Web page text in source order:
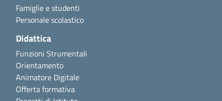
Famiglie e studenti
Personale scolastico
Didattica
Funzioni Strumentali
Orientamento
Animatore Digitale
Offerta formativa